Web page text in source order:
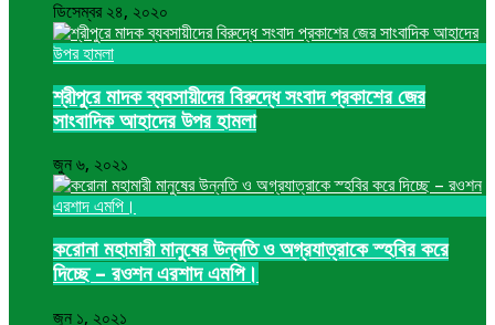
ডিসেম্বর ২৪, ২০২০
শ্রীপুরে মাদক ব্যবসায়ীদের বিরুদ্ধে সংবাদ প্রকাশের জের
সাংবাদিক আহাদের উপর হামলা
জুন ৬, ২০২১
করোনা মহামারী মানুষের উন্নতি ও অগ্রযাত্রাকে স্হবির করে
দিচ্ছে – রওশন এরশাদ এমপি।
জুন ১, ২০২১